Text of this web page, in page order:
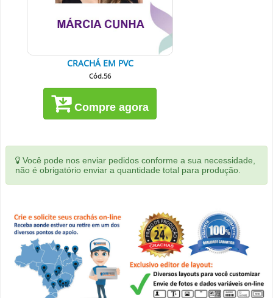
CRACHÁ EM PVC
Cód.56
Compre agora
Você pode nos enviar pedidos conforme a sua necessidade,
não é obrigatório enviar a quantidade total para produção.